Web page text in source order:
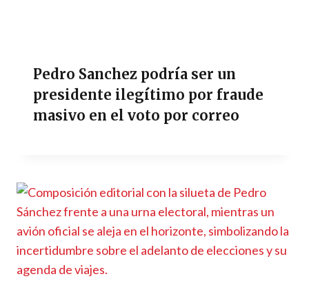
Pedro Sanchez podría ser un
presidente ilegítimo por fraude
masivo en el voto por correo